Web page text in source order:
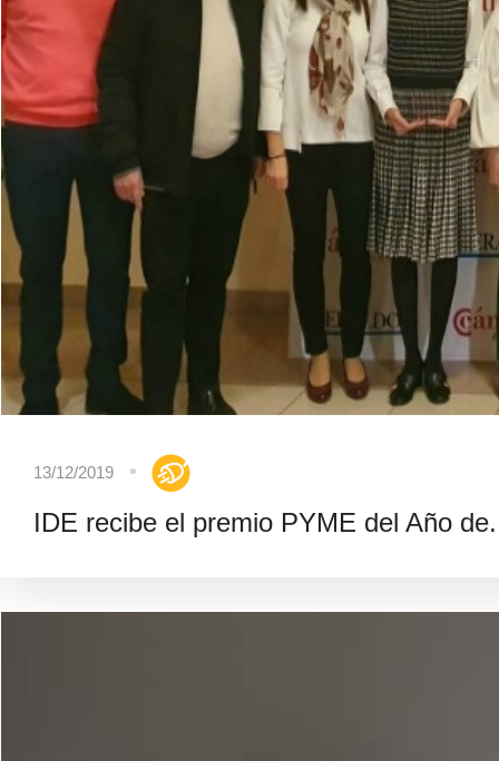
13/12/2019
IDE recibe el premio PYME del Año